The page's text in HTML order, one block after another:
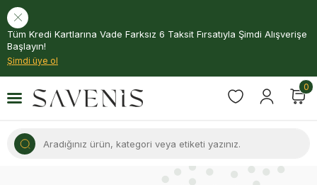
Tüm Kredi Kartlarına Vade Farksız 6 Taksit Fırsatıyla Şimdi Alışverişe
Başlayın!
Şimdi üye ol
0